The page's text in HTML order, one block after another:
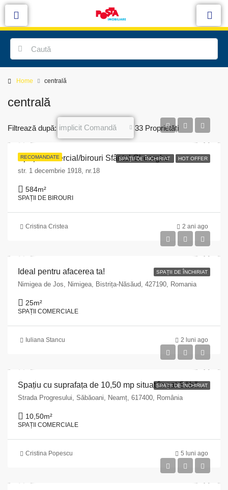
Home centrală
centrală
33 Proprietăți
Filtrează după: implicit Comandă
RECOMANDATE SPAȚII DE ÎNCHIRIAT HOT OFFER
Spațiu comercial/birouri Sfântul Gheorghe
str. 1 decembrie 1918, nr.18
584m²
SPAȚII DE BIROURI
Cristina Cristea 2 ani ago
SPAȚII DE ÎNCHIRIAT
Ideal pentru afacerea ta!
Nimigea de Jos, Nimigea, Bistrița-Năsăud, 427190, Romania
25m²
SPAȚII COMERCIALE
Iuliana Stancu 2 luni ago
SPAȚII DE ÎNCHIRIAT
Spațiu cu suprafața de 10,50 mp situat în sat Săbăoani, comuna Săbăoani, str. Progresului, bloc 1, sc. B, parter ap. 22, județul Neamă
Strada Progresului, Săbăoani, Neamț, 617400, România
10,50m²
SPAȚII COMERCIALE
Cristina Popescu 5 luni ago